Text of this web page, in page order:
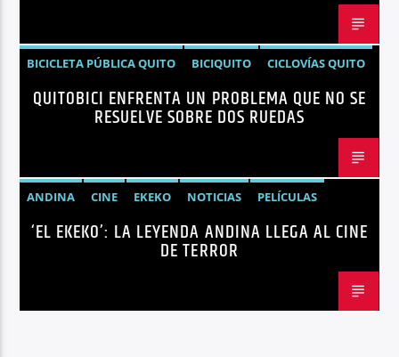
BICICLETA PÚBLICA QUITO BICIQUITO
CICLOVÍAS QUITO
EDITORIAL
METRO DE QUITO BICICLETA
MOVILIDAD ACTIVA QUITO
MOVILIDAD SOSTENIBLE QUITO
QUITOBICI
QUITOBICI ENFRENTA UN PROBLEMA QUE NO SE
RESUELVE SOBRE DOS RUEDAS
ANDINA CINE EKEKO NOTICIAS
PELÍCULAS
TENDENCIAS
TERROR
‘EL EKEKO’: LA LEYENDA ANDINA LLEGA AL CINE
DE TERROR